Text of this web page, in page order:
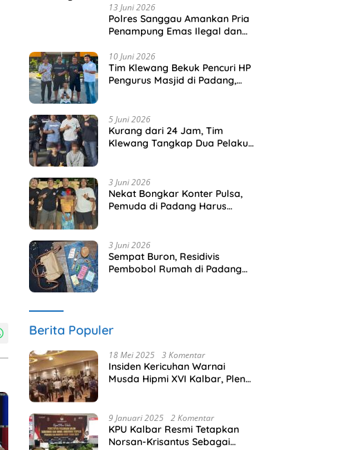
13 Juni 2026
Polres Sanggau Amankan Pria
Penampung Emas Ilegal dan
10 Juni 2026
Tim Klewang Bekuk Pencuri HP
Pengurus Masjid di Padang,
5 Juni 2026
Kurang dari 24 Jam, Tim
Klewang Tangkap Dua Pelaku
3 Juni 2026
Nekat Bongkar Konter Pulsa,
Pemuda di Padang Harus
3 Juni 2026
Sempat Buron, Residivis
Pembobol Rumah di Padang
Berita Populer
18 Mei 2025 3 Komentar
Insiden Kericuhan Warnai
Musda Hipmi XVI Kalbar, Pleno
9 Januari 2025 2 Komentar
KPU Kalbar Resmi Tetapkan
Norsan-Krisantus Sebagai